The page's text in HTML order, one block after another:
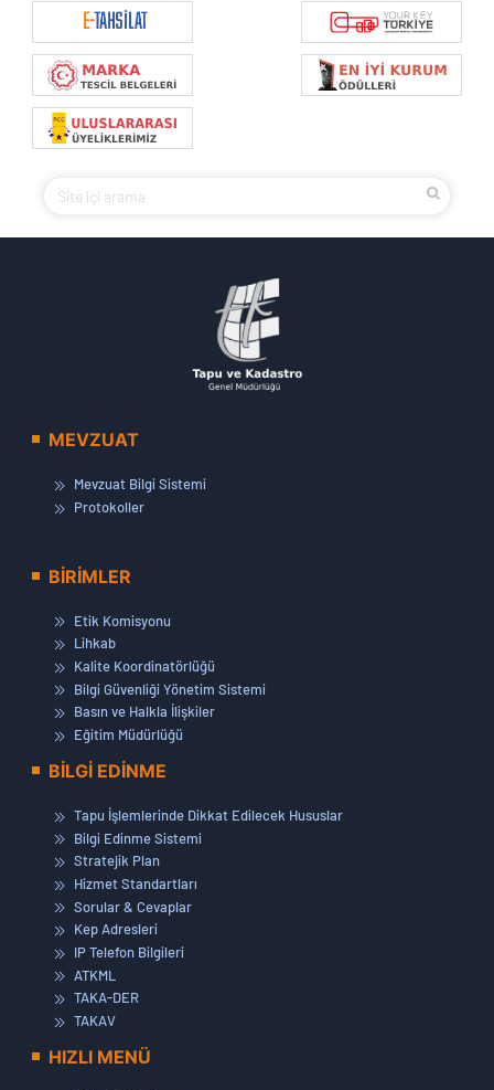
MEVZUAT
Mevzuat Bilgi Sistemi
Protokoller
BİRİMLER
Etik Komisyonu
Lihkab
Kalite Koordinatörlüğü
Bilgi Güvenliği Yönetim Sistemi
Basın ve Halkla İlişkiler
Eğitim Müdürlüğü
BİLGİ EDİNME
Tapu İşlemlerinde Dikkat Edilecek Hususlar
Bilgi Edinme Sistemi
Stratejik Plan
Hizmet Standartları
Sorular & Cevaplar
Kep Adresleri
IP Telefon Bilgileri
ATKML
TAKA-DER
TAKAV
HIZLI MENÜ